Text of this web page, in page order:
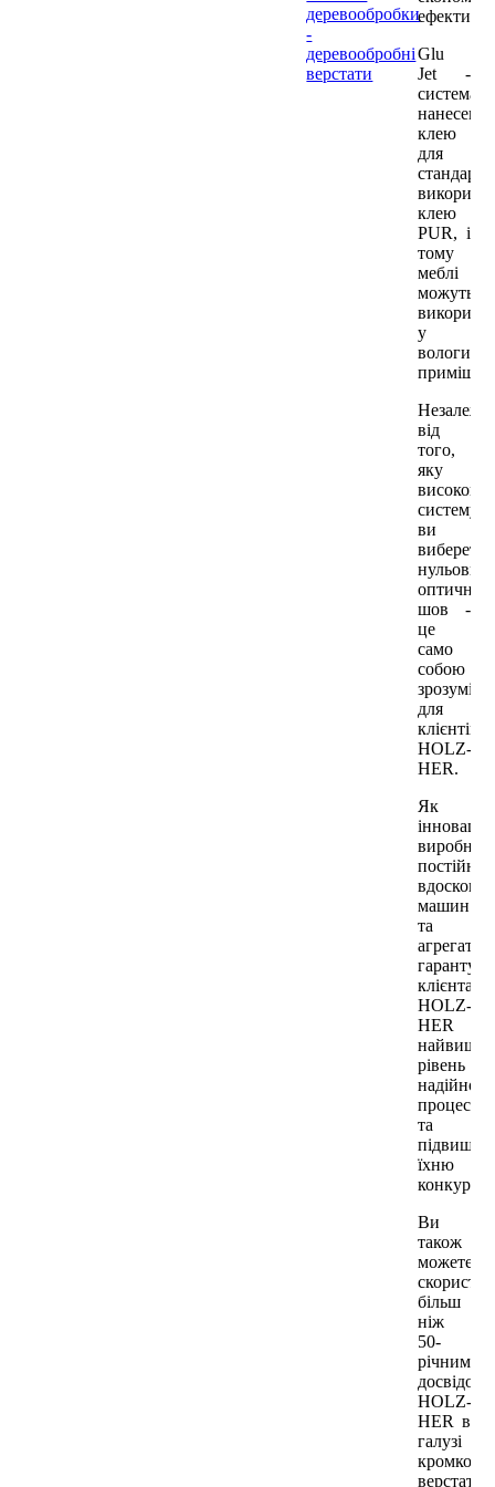
деревообробки
-
деревообробні
верстати
Glu
Jet-
система
клею
для
клею
PUR, і
тому
меблі
можуть
у
вологих
від
того,
яку
систему
ви
виберете,
нульовий
оптичний
шов -
це
само
собою
зрозуміле
для
клієнтів
HOLZ-
HER.
Як
постійне
машин
та
агрегатів
гарантує
клієнтам
HOLZ-
HER
рівень
процесів
та
підвищує
їхню
Ви
також
можете
більш
ніж
50-
річним
досвідом
HOLZ-
HER в
галузі
верстатів